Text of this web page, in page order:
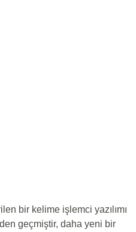
bir kelime işlemci yazılımı
geçmiştir, daha yeni bir